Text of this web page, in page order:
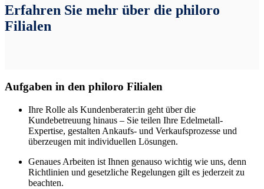
Erfahren Sie mehr über die philoro
Filialen
Aufgaben in den philoro Filialen
Ihre Rolle als Kundenberater:in geht über die
Kundebetreuung hinaus – Sie teilen Ihre Edelmetall-
Expertise, gestalten Ankaufs- und Verkaufsprozesse und
überzeugen mit individuellen Lösungen.
Genaues Arbeiten ist Ihnen genauso wichtig wie uns, denn
Richtlinien und gesetzliche Regelungen gilt es jederzeit zu
beachten.